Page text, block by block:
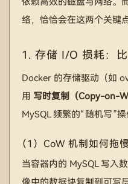
络，恰恰会在这两个关键
1. 存储 I/O 损耗：
Docker 的存储驱动（如
用 写时复制（Copy-on-
MySQL 频繁的“随机写”操
（1）CoW 机制如何拖
当容器内的 MySQL 写入